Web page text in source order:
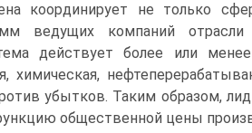
координирует не только
ведущих компаний
действует более или
химическая,
убытков. Таким образом,
общественной цены